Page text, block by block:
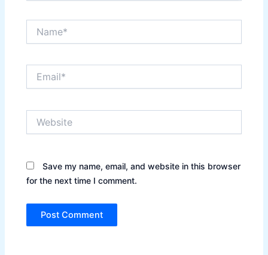
Save my name, email, and website in this browser
for the next time I comment.